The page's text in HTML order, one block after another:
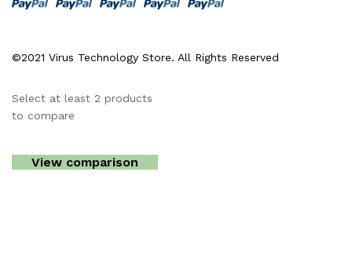
©2021 Virus Technology Store. All Rights Reserved
Select at least 2 products
to compare
View comparison